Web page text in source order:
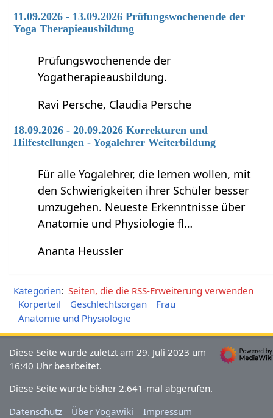
11.09.2026 - 13.09.2026 Prüfungswochenende der
Yoga Therapieausbildung
Prüfungswochenende der
Yogatherapieausbildung.
Ravi Persche, Claudia Persche
18.09.2026 - 20.09.2026 Korrekturen und
Hilfestellungen - Yogalehrer Weiterbildung
Für alle Yogalehrer, die lernen wollen, mit
den Schwierigkeiten ihrer Schüler besser
umzugehen. Neueste Erkenntnisse über
Anatomie und Physiologie fl…
Ananta Heussler
Kategorien: Seiten, die die RSS-Erweiterung verwenden
Körperteil
Geschlechtsorgan
Frau
Anatomie und Physiologie
Diese Seite wurde zuletzt am 29. Juli 2023 um
16:40 Uhr bearbeitet.
Diese Seite wurde bisher 2.641-mal abgerufen.
Datenschutz
Über Yogawiki Impressum